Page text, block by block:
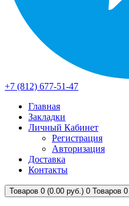
+7 (812) 677-51-47
Главная
Закладки
Личный Кабинет
Регистрация
Авторизация
Доставка
Контакты
Товаров 0 (0.00 руб.) 0 Товаров 0